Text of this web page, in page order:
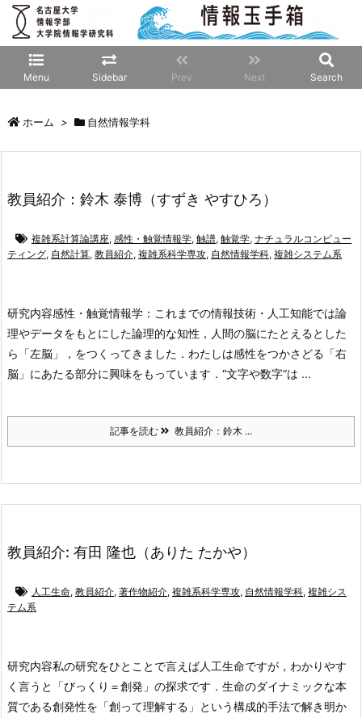
Menu Sidebar Prev Next Search
ホーム > 自然情報学科
教員紹介：鈴木 泰博（すずき やすひろ）
複雑系計算論講座, 感性・触覚情報学, 触譜, 触覚学, ナチュラルコンピュー
ティング, 自然計算, 教員紹介, 複雑系科学専攻, 自然情報学科, 複雑システム系
研究内容感性・触覚情報学：これまでの情報技術・人工知能では論
理やデータをもとにした論理的な知性，人間の脳にたとえるとした
ら「左脳」，をつくってきました．わたしは感性をつかさどる「右
脳」にあたる部分に興味をもっています．“文字や数字”は ...
記事を読む 教員紹介：鈴木 ...
教員紹介: 有田 隆也（ありた たかや）
人工生命, 教員紹介, 著作物紹介, 複雑系科学専攻, 自然情報学科, 複雑シス
テム系
研究内容私の研究をひとことで言えば人工生命ですが，わかりやす
く言うと「びっくり＝創発」の探求です．生命のダイナミックな本
質である創発性を「創って理解する」という構成的手法で解き明か